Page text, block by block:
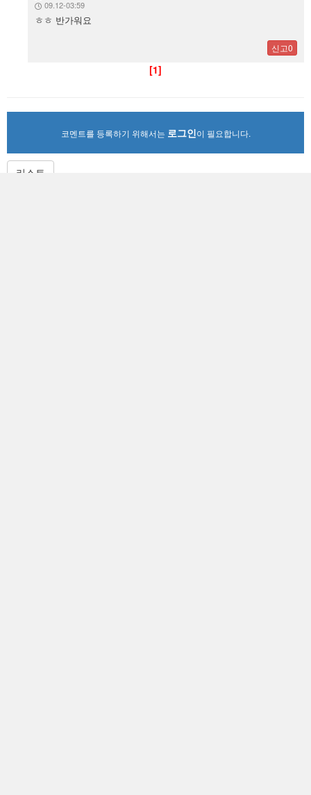
09.12-03:59
ㅎㅎ 반가워요
신고0
[1]
코멘트를 등록하기 위해서는 로그인이 필요합니다.
리스트